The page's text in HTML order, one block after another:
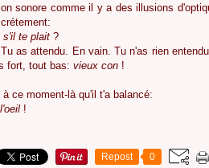
sonore comme il y a des illusions
s'il te plait ?
Tu as attendu. En vain. Tu n'as rien
fort, tout bas: vieux con !
ce moment-là qu'il t'a balancé:
!
Repost 0